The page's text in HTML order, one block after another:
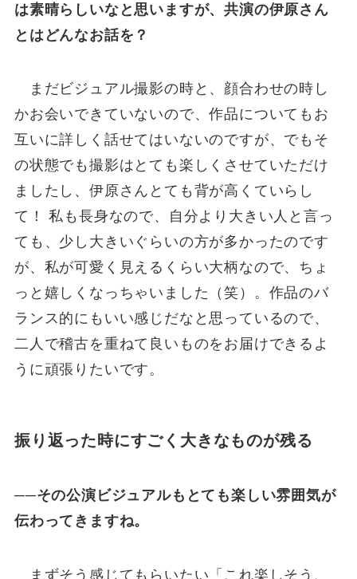
は素晴らしいなと思いますが、共演の伊原さん
とはどんなお話を？
まだビジュアル撮影の時と、顔合わせの時し
かお会いできていないので、作品についてもお
互いに詳しく話せてはいないのですが、でもそ
の状態でも撮影はとても楽しくさせていただけ
ましたし、伊原さんとても背が高くていらし
て！ 私も長身なので、自分より大きい人と言っ
ても、少し大きいぐらいの方が多かったのです
が、私が可愛く見えるくらい大柄なので、ちょ
っと嬉しくなっちゃいました（笑）。作品のバ
ランス的にもいい感じだなと思っているので、
二人で稽古を重ねて良いものをお届けできるよ
うに頑張りたいです。
振り返った時にすごく大きなものが残る
──その公演ビジュアルもとても楽しい雰囲気が
伝わってきますね。
まずそう感じてもらいたい「これ楽しそう、